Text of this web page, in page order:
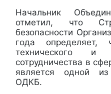
Начальник
отметил, что
безопасности
года определяет,
технического и
сотрудничества в
является одной из
ОДКБ.